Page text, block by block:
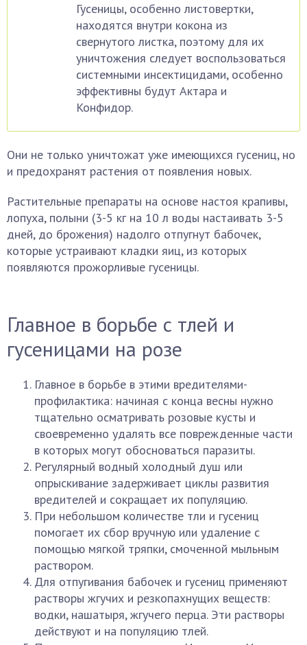
Гусеницы, особенно листовертки,
находятся внутри кокона из
свернутого листка, поэтому для их
уничтожения следует воспользоваться
системными инсектицидами, особенно
эффективны будут Актара и
Конфидор.
Они не только уничтожат уже имеющихся гусениц, но
и предохранят растения от появления новых.
Растительные препараты на основе настоя крапивы,
лопуха, полыни (3-5 кг на 10 л воды настаивать 3-5
дней, до брожения) надолго отпугнут бабочек,
которые устраивают кладки яиц, из которых
появляются прожорливые гусеницы.
Главное в борьбе с тлей и
гусеницами на розе
Главное в борьбе в этими вредителями-
профилактика: начиная с конца весны нужно
тщательно осматривать розовые кусты и
своевременно удалять все поврежденные части
в которых могут обосноваться паразиты.
Регулярный водный холодный душ или
опрыскивание задерживает циклы развития
вредителей и сокращает их популяцию.
При небольшом количестве тли и гусениц
помогает их сбор вручную или удаление с
помощью мягкой тряпки, смоченной мыльным
раствором.
Для отпугивания бабочек и гусениц применяют
растворы жгучих и резкопахнущих веществ:
водки, нашатыря, жгучего перца. Эти растворы
действуют и на популяцию тлей.